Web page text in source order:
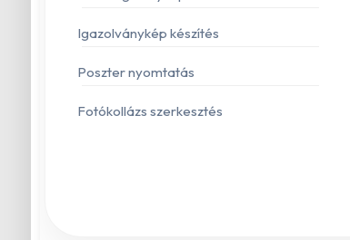
Igazolványkép készítés
Poszter nyomtatás
Fotókollázs szerkesztés